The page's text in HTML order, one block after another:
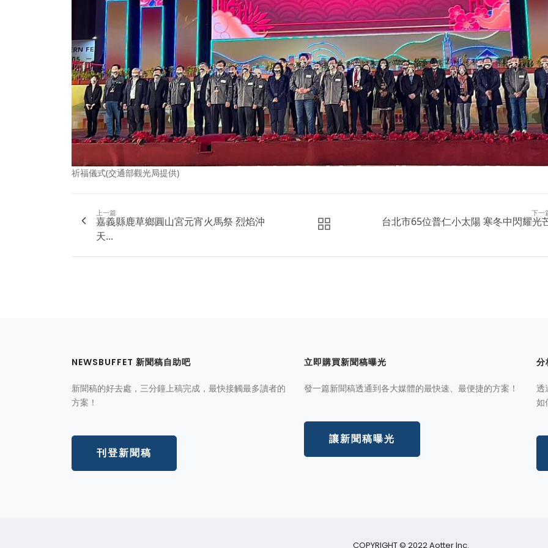
祈福儀式(交通部觀光局提供)
上一篇
嘉義縣鹿草鄉圓山宮元宵火馬祭 烈焰沖
天...
下一
台北市65位普仁小太陽 寒冬中閃耀光
NEWSBUFFET 新聞稿自助吧
新聞稿的好去處，三分鐘上稿完成，最快接觸最多讀者的
方案！
刊登新聞稿
立即購買新聞稿曝光
發一篇新聞稿透通到各大媒體的最快速、最便捷的方案！
讓新聞稿曝光
分
透
如
COPYRIGHT © 2022 Aotter Inc.